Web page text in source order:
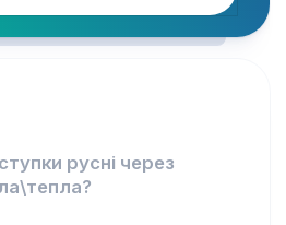
русні через